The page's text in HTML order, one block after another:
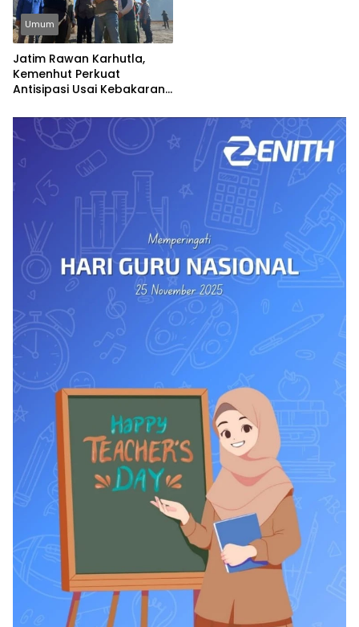
Umum
Jatim Rawan Karhutla,
Kemenhut Perkuat
Antisipasi Usai Kebakaran